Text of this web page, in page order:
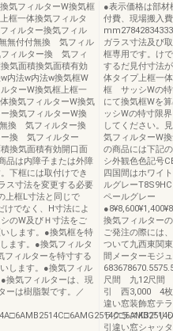
気フィルターW換気框
框一体換気フィルタ
ィルター換気フィル
無付付無換 気フィル
ィルター換 気フィ
気面積換気面積有効
内法w内法w換気框W
ターW換気框上框一
換気フィルターW換気
換気フィルターW換
無換 気フィルター換
換 気フィルター
換気面積有効開口面
品は内障子または外障
下框には取付けでき
ス寸法を変更する必要
上框L寸法と同じで
けでなく、H寸法によ
のW及びＨ寸法をご
します。●換気框を特
ます。●換気フィルタ
フィルターを特寸する
します。●換気フィル
換気フィルターは、現
ーは樹脂製です。／
●表示価格は部材
付費、現場搬入
ガラス寸法及び
框専用です。け
するだ見付寸法
体タイプ上框一
框 サッシWの特
にて換気框Wを
ッシWの特寸限
してください。
気フィルターW
の商品には下記
シ外観色色記号
四国間はホワイ
ルグレー
ペールグレー
換気フィルター
ご発注の際には
ついて九西東関
間メーターモジ
尺間 九12尺間
引 西3,000 4枚
違い窓装飾窓テ
ラクラスK3アリ
引違い窓シャッ